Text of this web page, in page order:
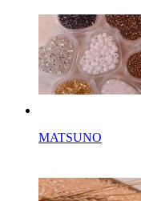
MATSUNO